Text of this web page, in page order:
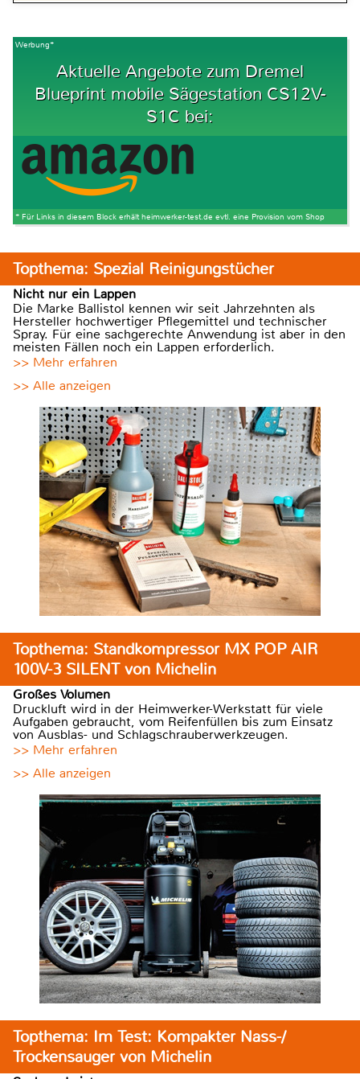
Werbung*
Aktuelle Angebote zum Dremel
Blueprint mobile Sägestation CS12V-
S1C bei:
* Für Links in diesem Block erhält heimwerker-test.de evtl. eine Provision vom Shop
Topthema: Spezial Reinigungstücher
Nicht nur ein Lappen
Die Marke Ballistol kennen wir seit Jahrzehnten als
Hersteller hochwertiger Pflegemittel und technischer
Spray. Für eine sachgerechte Anwendung ist aber in den
meisten Fällen noch ein Lappen erforderlich.
>> Mehr erfahren
>> Alle anzeigen
Topthema: Standkompressor MX POP AIR
100V-3 SILENT von Michelin
Großes Volumen
Druckluft wird in der Heimwerker-Werkstatt für viele
Aufgaben gebraucht, vom Reifenfüllen bis zum Einsatz
von Ausblas- und Schlagschrauberwerkzeugen.
>> Mehr erfahren
>> Alle anzeigen
Topthema: Im Test: Kompakter Nass-/
Trockensauger von Michelin